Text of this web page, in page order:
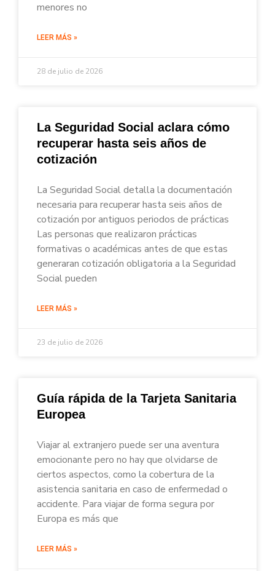
menores no
LEER MÁS »
28 de julio de 2026
La Seguridad Social aclara cómo
recuperar hasta seis años de
cotización
La Seguridad Social detalla la documentación
necesaria para recuperar hasta seis años de
cotización por antiguos periodos de prácticas
Las personas que realizaron prácticas
formativas o académicas antes de que estas
generaran cotización obligatoria a la Seguridad
Social pueden
LEER MÁS »
23 de julio de 2026
Guía rápida de la Tarjeta Sanitaria
Europea
Viajar al extranjero puede ser una aventura
emocionante pero no hay que olvidarse de
ciertos aspectos, como la cobertura de la
asistencia sanitaria en caso de enfermedad o
accidente. Para viajar de forma segura por
Europa es más que
LEER MÁS »